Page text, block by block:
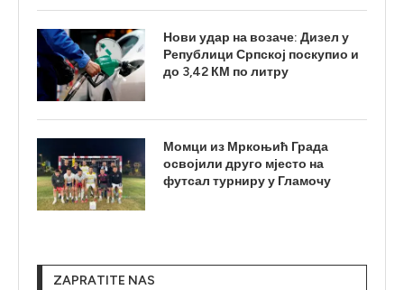
Нови удар на возаче: Дизел у
Републици Српској поскупио и
до 3,42 КМ по литру
Момци из Мркоњић Града
освојили друго мјесто на
футсал турниру у Гламочу
ZAPRATITE NAS